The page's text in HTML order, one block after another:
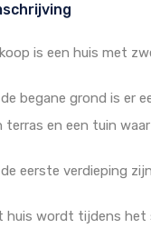
is een huis met
begane grond is er
terras en een tuin
eerste verdieping
huis wordt tijdens het